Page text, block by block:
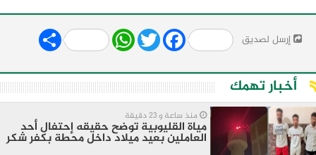
إرسل لصديق Share WhatsApp
Twitter Facebook
أخبار تهمك
منذ ساعة و 23 دقيقة
مياة القليوبية توضح حقيقه إحتفال أحد
العاملين بعيد ميلاد داخل محطة بكفر شكر